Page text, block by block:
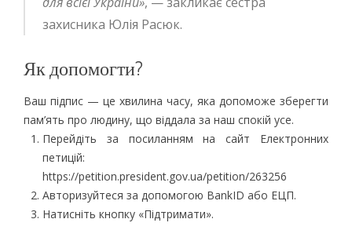
захисника Юлія Расюк.
Як допомогти?
Ваш підпис — це хвилина часу, яка допоможе зберегти
пам’ять про людину, що віддала за наш спокій усе.
Перейдіть за посиланням на сайт Електронних
петицій:
https://petition.president.gov.ua/petition/263256
Авторизуйтеся за допомогою BankID або ЕЦП.
Натисніть кнопку «Підтримати».